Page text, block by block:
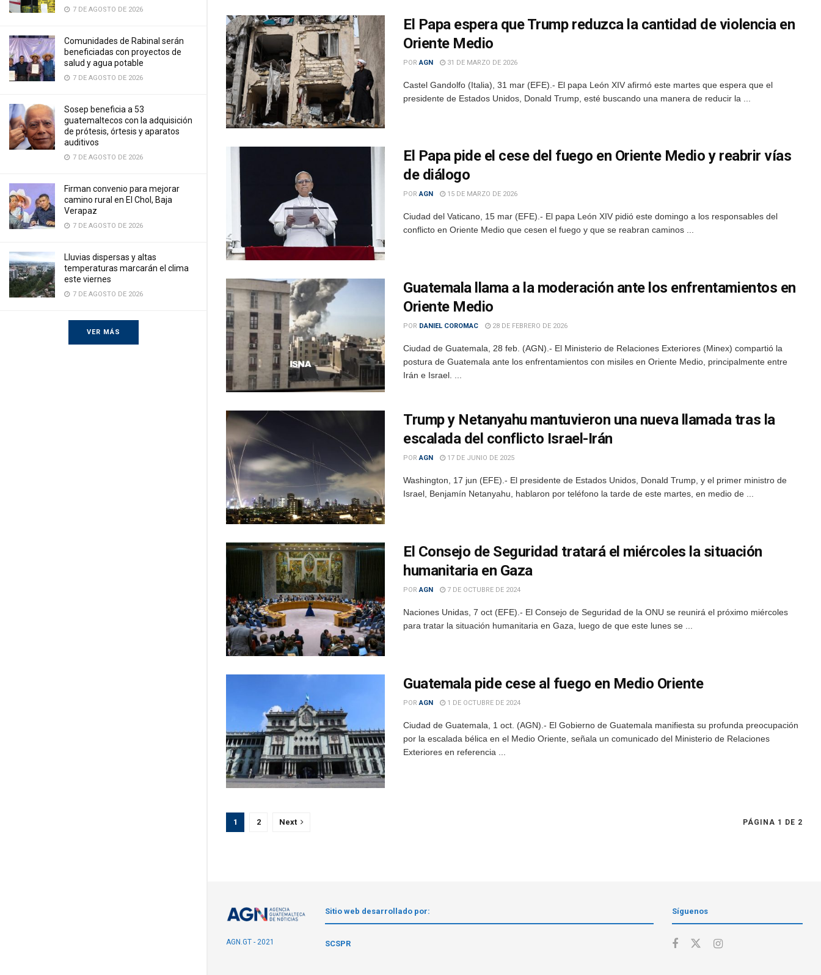
7 DE AGOSTO DE 2026
Comunidades de Rabinal serán
beneficiadas con proyectos de
salud y agua potable
7 DE AGOSTO DE 2026
Sosep beneficia a 53
guatemaltecos con la adquisición
de prótesis, órtesis y aparatos
auditivos
7 DE AGOSTO DE 2026
Firman convenio para mejorar
camino rural en El Chol, Baja
Verapaz
7 DE AGOSTO DE 2026
Lluvias dispersas y altas
temperaturas marcarán el clima
este viernes
7 DE AGOSTO DE 2026
VER MÁS
El Papa espera que Trump reduzca la cantidad de violencia en
Oriente Medio
POR AGN 31 DE MARZO DE 2026
Castel Gandolfo (Italia), 31 mar (EFE).- El papa León XIV afirmó este martes que espera que el
presidente de Estados Unidos, Donald Trump, esté buscando una manera de reducir la ...
El Papa pide el cese del fuego en Oriente Medio y reabrir vías
de diálogo
POR AGN 15 DE MARZO DE 2026
Ciudad del Vaticano, 15 mar (EFE).- El papa León XIV pidió este domingo a los responsables del
conflicto en Oriente Medio que cesen el fuego y que se reabran caminos ...
Guatemala llama a la moderación ante los enfrentamientos en
Oriente Medio
POR DANIEL COROMAC 28 DE FEBRERO DE 2026
Ciudad de Guatemala, 28 feb. (AGN).- El Ministerio de Relaciones Exteriores (Minex) compartió la
postura de Guatemala ante los enfrentamientos con misiles en Oriente Medio, principalmente entre
Irán e Israel. ...
Trump y Netanyahu mantuvieron una nueva llamada tras la
escalada del conflicto Israel-Irán
POR AGN 17 DE JUNIO DE 2025
Washington, 17 jun (EFE).- El presidente de Estados Unidos, Donald Trump, y el primer ministro de
Israel, Benjamín Netanyahu, hablaron por teléfono la tarde de este martes, en medio de ...
El Consejo de Seguridad tratará el miércoles la situación
humanitaria en Gaza
POR AGN 7 DE OCTUBRE DE 2024
Naciones Unidas, 7 oct (EFE).- El Consejo de Seguridad de la ONU se reunirá el próximo miércoles
para tratar la situación humanitaria en Gaza, luego de que este lunes se ...
Guatemala pide cese al fuego en Medio Oriente
POR AGN 1 DE OCTUBRE DE 2024
Ciudad de Guatemala, 1 oct. (AGN).- El Gobierno de Guatemala manifiesta su profunda preocupación
por la escalada bélica en el Medio Oriente, señala un comunicado del Ministerio de Relaciones
Exteriores en referencia ...
PÁGINA 1 DE 2
1 2 Next
AGN.GT - 2021
Sitio web desarrollado por:
SCSPR
Síguenos